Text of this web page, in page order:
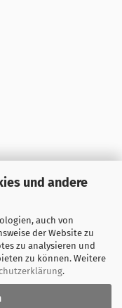
und andere
auch von
der Website zu
zu analysieren und
zu können. Weitere
.